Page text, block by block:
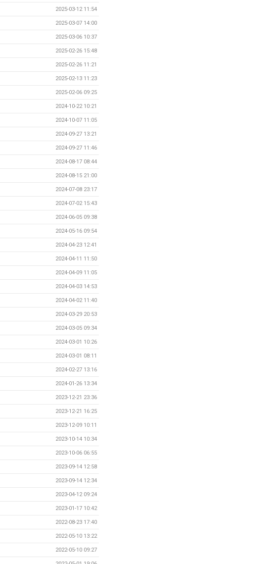
2025-03-12 11:54
2025-03-07 14:00
2025-03-06 10:37
2025-02-26 15:48
2025-02-26 11:21
2025-02-13 11:23
2025-02-06 09:25
2024-10-22 10:21
2024-10-07 11:05
2024-09-27 13:21
2024-09-27 11:46
2024-08-17 08:44
2024-08-15 21:00
2024-07-08 23:17
2024-07-02 15:43
2024-06-05 09:38
2024-05-16 09:54
2024-04-23 12:41
2024-04-11 11:50
2024-04-09 11:05
2024-04-03 14:53
2024-04-02 11:40
2024-03-29 20:53
2024-03-05 09:34
2024-03-01 10:26
2024-03-01 08:11
2024-02-27 13:16
2024-01-26 13:34
2023-12-21 23:36
2023-12-21 16:25
2023-12-09 10:11
2023-10-14 10:34
2023-10-06 06:55
2023-09-14 12:58
2023-09-14 12:34
2023-04-12 09:24
2023-01-17 10:42
2022-08-23 17:40
2022-05-10 13:22
2022-05-10 09:27